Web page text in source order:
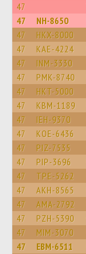
47
47 NH-8650
47 HKX-8000
47 KAE-4224
47 INM-3330
47 PMK-8740
47 HKT-5000
47 KBM-1189
47 IEH-9370
47 KOE-6436
47 PIZ-7535
47 PIP-3696
47 TPE-5262
47 AKH-8565
47 AMA-2792
47 PZH-5390
47 MIM-3070
47 EBM-6511